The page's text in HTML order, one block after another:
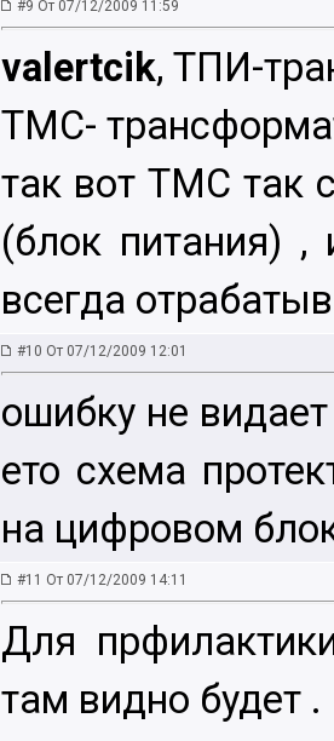
#9 От 07/12/2009 11:59
valertcik, ТПИ-
ТМС-
так вот ТМС так
(блок питания) ,
всегда
#10 От 07/12/2009 12:01
ошибку не
ето схема
на цифровом
#11 От 07/12/2009 14:11
Для
там видно будет .